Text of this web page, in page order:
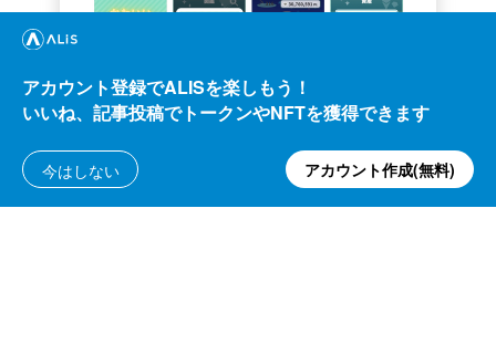
イーサリアムが無料で掘れる!? スマホゲー
アカウント登録でALISを楽しもう！
いいね、記事投稿でトークンやNFTを獲得できます
今はしない アカウント作成(無料)